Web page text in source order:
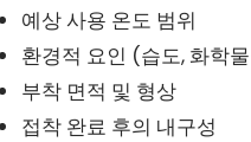
예상 사용 온도 범위
환경적 요인 (습도, 화학
부착 면적 및 형상
접착 완료 후의 내구성